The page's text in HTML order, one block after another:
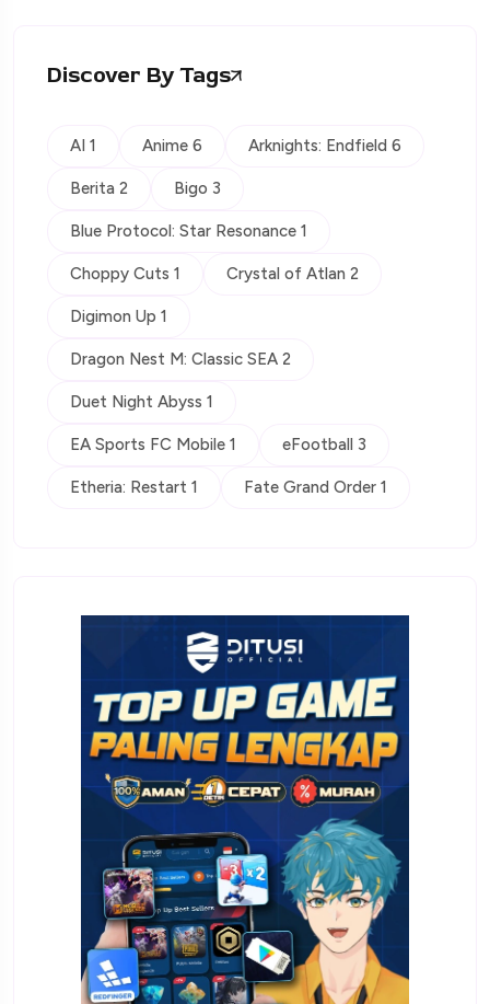
Discover By Tags
AI 1 Anime 6 Arknights: Endfield 6
Berita 2 Bigo 3
Blue Protocol: Star Resonance 1
Choppy Cuts 1 Crystal of Atlan 2
Digimon Up 1
Dragon Nest M: Classic SEA 2
Duet Night Abyss 1
EA Sports FC Mobile 1 eFootball 3
Etheria: Restart 1 Fate Grand Order 1